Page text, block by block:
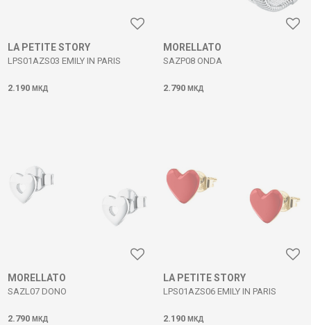
LA PETITE STORY
LPS01AZS03 EMILY IN PARIS
2.190 МКД
MORELLATO
SAZP08 ONDA
2.790 МКД
MORELLATO
SAZL07 DONO
2.790 МКД
LA PETITE STORY
LPS01AZS06 EMILY IN PARIS
2.190 МКД